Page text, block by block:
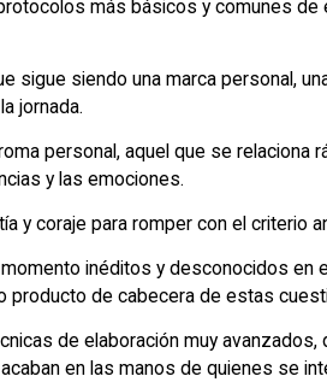
más básicos y comunes
siendo una marca personal,
jornada.
personal, aquel que se relaciona
y las emociones.
y coraje para romper con el criterio
inéditos y desconocidos
producto de cabecera de estas
de elaboración muy
en las manos de quienes se